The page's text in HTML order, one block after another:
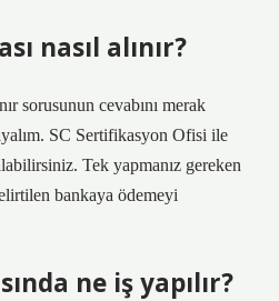
nasıl alınır?
sorusunun cevabını merak
SC Sertifikasyon Ofisi ile
Tek yapmanız gereken
bankaya ödemeyi
ne iş yapılır?